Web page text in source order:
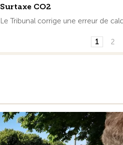
Surtaxe CO2
Le Tribunal corrige une erreur de
1 2